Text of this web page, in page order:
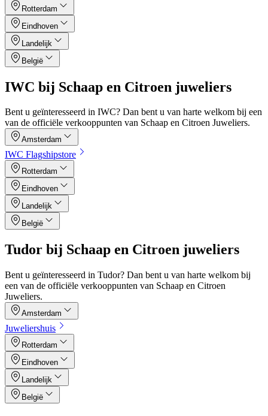
Rotterdam
Eindhoven
Landelijk
België
IWC bij Schaap en Citroen juweliers
Bent u geïnteresseerd in IWC? Dan bent u van harte welkom bij een
van de officiële verkooppunten van Schaap en Citroen Juweliers.
Amsterdam
IWC Flagshipstore
Rotterdam
Eindhoven
Landelijk
België
Tudor bij Schaap en Citroen juweliers
Bent u geïnteresseerd in Tudor? Dan bent u van harte welkom bij
een van de officiële verkooppunten van Schaap en Citroen
Juweliers.
Amsterdam
Juweliershuis
Rotterdam
Eindhoven
Landelijk
België